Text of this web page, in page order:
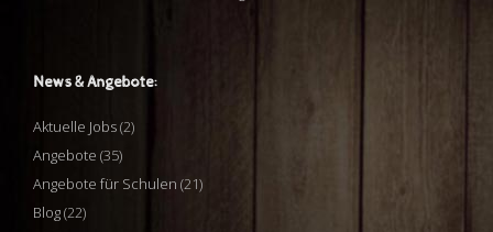
News & Angebote:
Aktuelle Jobs(2)
Angebote (35)
Angebote für Schulen (21)
Blog(22)